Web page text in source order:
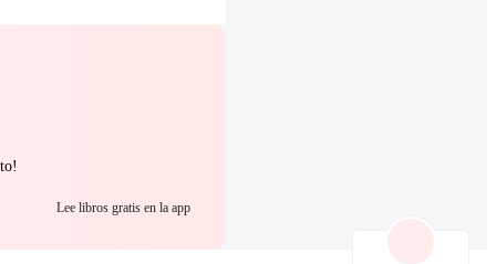
Lee libros gratis en la app